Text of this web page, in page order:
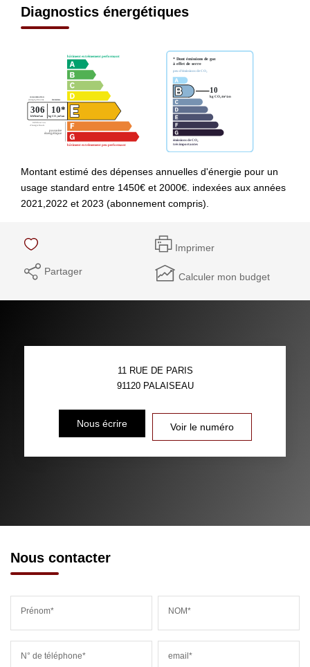
Diagnostics énergétiques
Montant estimé des dépenses annuelles d'énergie pour un
usage standard entre 1450€ et 2000€. indexées aux années
2021,2022 et 2023 (abonnement compris).
Imprimer
Partager Calculer mon budget
11 RUE DE PARIS
91120 PALAISEAU
Nous écrire Voir le numéro
Nous contacter
Prénom* NOM*
N° de téléphone* email*